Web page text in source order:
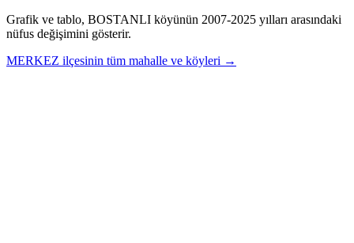
Grafik ve tablo, BOSTANLI köyünün 2007-2025 yılları arasındaki
nüfus değişimini gösterir.
MERKEZ ilçesinin tüm mahalle ve köyleri →